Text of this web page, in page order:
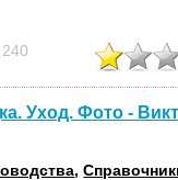
Уход. Фото -
,